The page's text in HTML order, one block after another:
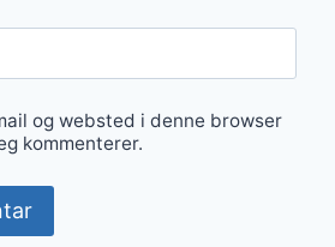
og websted i denne browser
kommenterer.